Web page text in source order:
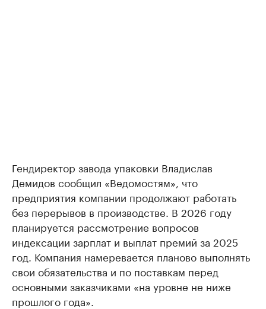
Гендиректор завода упаковки Владислав
Демидов сообщил «Ведомостям», что
предприятия компании продолжают работать
без перерывов в производстве. В 2026 году
планируется рассмотрение вопросов
индексации зарплат и выплат премий за 2025
год. Компания намеревается планово выполнять
свои обязательства и по поставкам перед
основными заказчиками «на уровне не ниже
прошлого года».